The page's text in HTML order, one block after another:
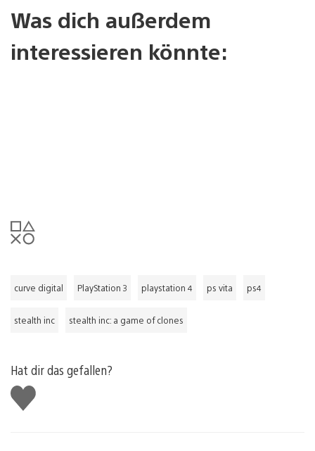
Was dich außerdem
interessieren könnte:
curve digital PlayStation 3 playstation 4 ps vita ps4
stealth inc stealth inc: a game of clones
Hat dir das gefallen?
Gefällt
mir